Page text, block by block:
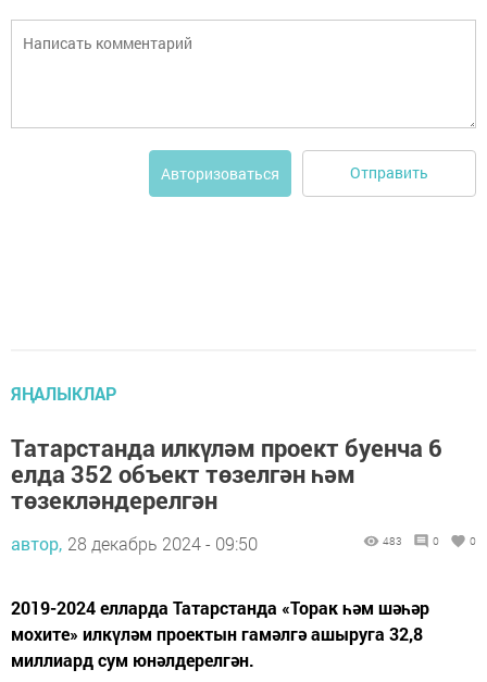
Авторизоваться Отправить
ЯҢАЛЫКЛАР
Татарстанда илкүләм проект буенча 6
елда 352 объект төзелгән һәм
төзекләндерелгән
автор, 28 декабрь 2024 - 09:50 483 0 0
2019-2024 елларда Татарстанда «Торак һәм шәһәр
мохите» илкүләм проектын гамәлгә ашыруга 32,8
миллиард сум юнәлдерелгән.